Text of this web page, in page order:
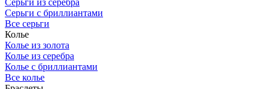
Серьги из серебра
Серьги с бриллиантами
Все серьги
Колье
Колье из золота
Колье из серебра
Колье с бриллиантами
Все колье